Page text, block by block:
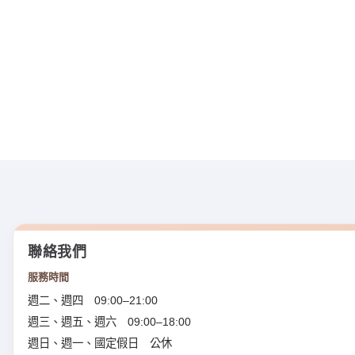
聯絡我們
服務時間
週二、週四 09:00–21:00
週三、週五、週六 09:00–18:00
週日、週一、國定假日 公休